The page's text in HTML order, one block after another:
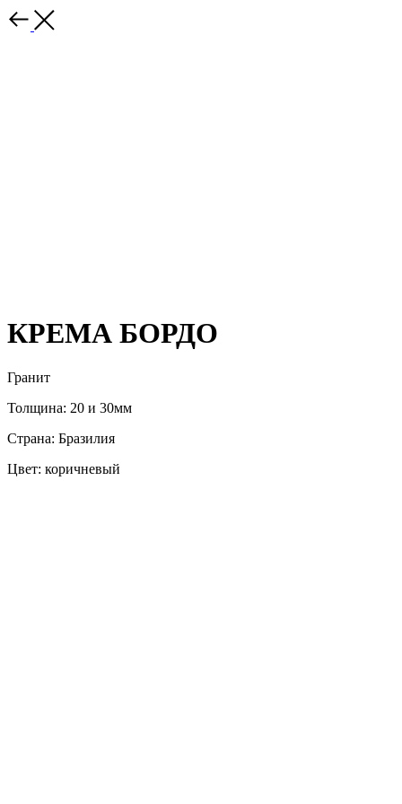
КРЕМА БОРДО
Гранит
Толщина: 20 и 30мм
Страна: Бразилия
Цвет: коричневый